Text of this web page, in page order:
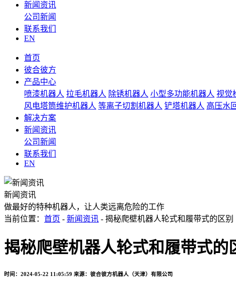
新闻资讯
公司新闻
联系我们
EN
首页
彼合彼方
产品中心
喷漆机器人 拉毛机器人 除锈机器人 小型多功能机器人 视觉
风电塔筒维护机器人 等离子切割机器人 铲塔机器人 高压水
解决方案
新闻资讯
公司新闻
联系我们
EN
新闻资讯
做最好的特种机器人，让人类远离危险的工作
当前位置： 首页 - 新闻资讯 - 揭秘爬壁机器人轮式和履带式的区别
揭秘爬壁机器人轮式和履带式的
时间：2024-05-22 11:05:59 来源：彼合彼方机器人（天津）有限公司